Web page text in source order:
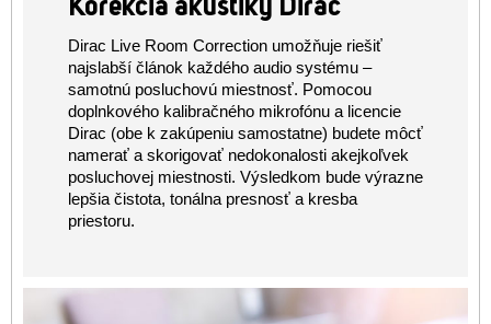
Korekcia akustiky Dirac
Dirac Live Room Correction umožňuje riešiť
najslabší článok každého audio systému –
samotnú posluchovú miestnosť. Pomocou
doplnkového kalibračného mikrofónu a licencie
Dirac (obe k zakúpeniu samostatne) budete môcť
namerať a skorigovať nedokonalosti akejkoľvek
posluchovej miestnosti. Výsledkom bude výrazne
lepšia čistota, tonálna presnosť a kresba
priestoru.